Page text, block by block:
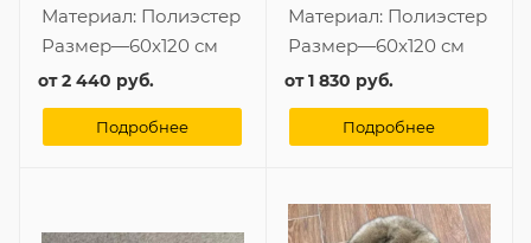
Материал: Полиэстер
Размер—60x120 см
от2 440 руб.
Подробнее
Материал: Полиэстер
Размер—60x120 см
от1 830 руб.
Подробнее